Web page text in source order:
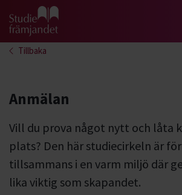
Gå till studiefrämjandets startsida
Tillbaka
Anmälan
Vill du prova något nytt och låta
plats? Den här studiecirkeln är
tillsammans i en varm miljö där
lika viktig som skapandet.